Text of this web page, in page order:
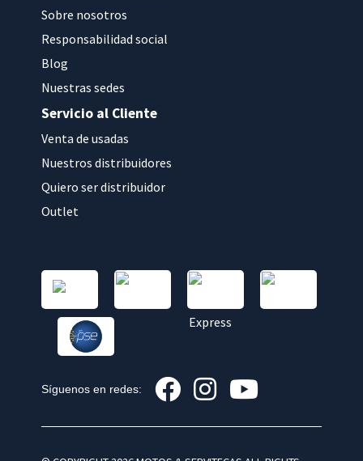
Sobre nosotros
Responsabilidad social
Blog
Nuestras sedes
Servicio al Cliente
Venta de usadas
Nuestros distribuidores
Quiero ser distribuidor
Outlet
Síguenos en redes: